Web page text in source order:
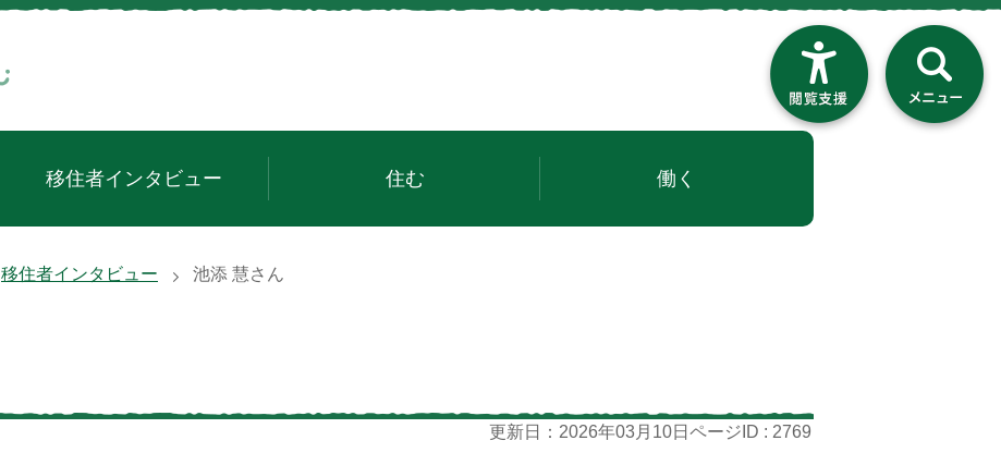
移住者インタビュー 住む 働く
移住者インタビュー 池添 慧さん
更新日：2026年03月10日 ページID : 2769